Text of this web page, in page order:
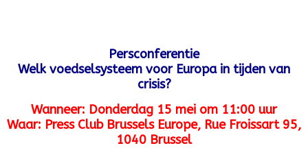
Persconferentie
Welk voedselsysteem voor Europa in tijden van
crisis?
Wanneer: Donderdag 15 mei om 11:00 uur
Waar: Press Club Brussels Europe, Rue Froissart 95,
1040 Brussel